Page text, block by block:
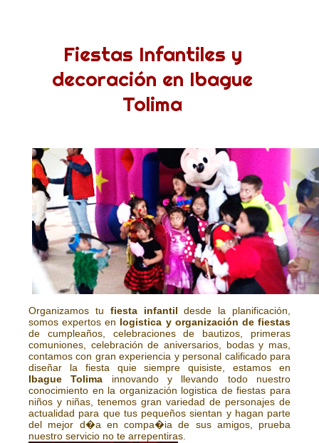
Fiestas Infantiles y
decoración en Ibague
Tolima
Organizamos tu fiesta infantil desde la planificación,
somos expertos en logistica y organización de fiestas
de cumpleaños, celebraciones de bautizos, primeras
comuniones, celebración de aniversarios, bodas y mas,
contamos con gran experiencia y personal calificado para
diseñar la fiesta quie siempre quisiste, estamos en
Ibague Tolima innovando y llevando todo nuestro
conocimiento en la organización logistica de fiestas para
niños y niñas, tenemos gran variedad de personajes de
actualidad para que tus pequeños sientan y hagan parte
del mejor d�a en compa�ia de sus amigos, prueba
nuestro servicio no te arrepentiras.